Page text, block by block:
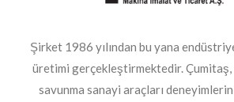
Şirket 1986 yılından bu yana
üretimi gerçekleştirmektedir. Çumitaş,
savunma sanayi araçları